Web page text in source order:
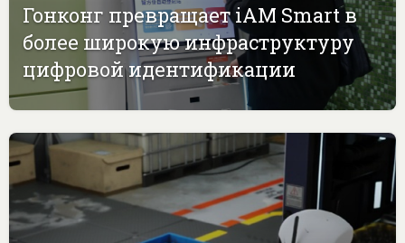
Гонконг превращает iAM Smart в
более широкую инфраструктуру
цифровой идентификации